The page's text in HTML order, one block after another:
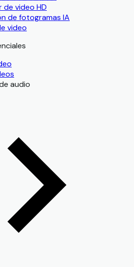
video HD
de fotogramas IA
video
audio